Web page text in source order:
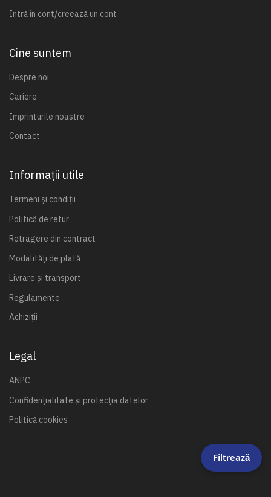
Intră în cont/creează un cont
Cine suntem
Despre noi
Cariere
Imprinturile noastre
Contact
Informații utile
Termeni și condiții
Politică de retur
Retragere din contract
Modalități de plată
Livrare și transport
Regulamente
Achiziții
Legal
ANPC
Confidențialitate și protecția datelor
Politică cookies
Filtrează